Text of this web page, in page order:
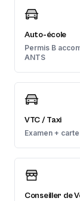
Auto-école
Permis B
ANTS
VTC / Taxi
Examen +
Conseiller de